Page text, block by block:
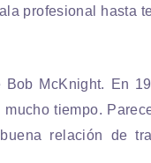
profesional hasta
McKnight. En
tiempo.
relación de